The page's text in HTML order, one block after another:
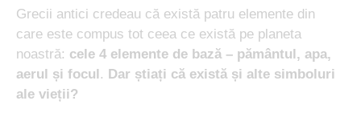
Grecii antici credeau că există patru elemente din
care este compus tot ceea ce există pe planeta
noastră: cele 4 elemente de bază – pământul, apa,
aerul și focul. Dar știați că există și alte simboluri
ale vieții?